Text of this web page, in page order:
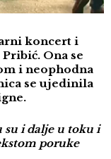
koncert i
Ona se
i neophodna
se ujedinila
su i dalje u toku i
poruke